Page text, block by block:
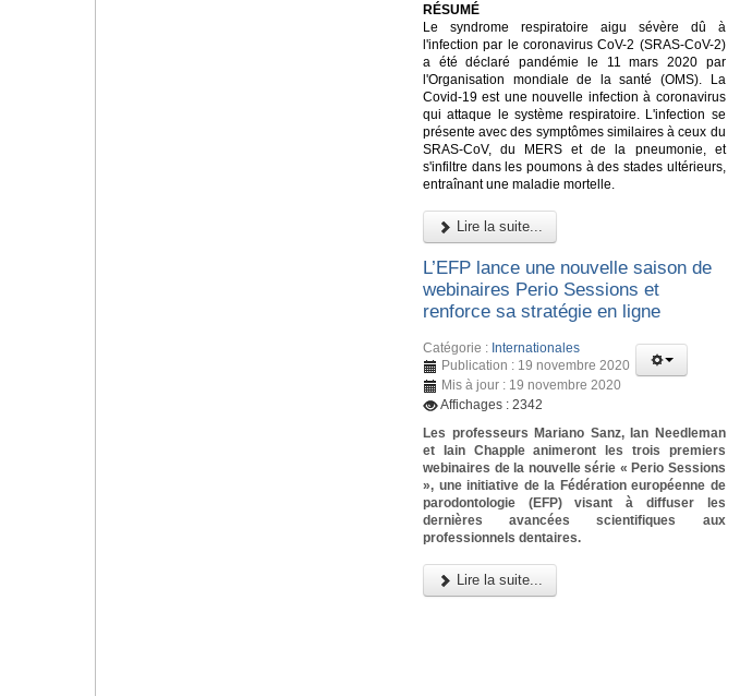
RÉSUMÉ
Le syndrome respiratoire aigu sévère dû à
l'infection par le coronavirus CoV-2 (SRAS-CoV-2)
a été déclaré pandémie le 11 mars 2020 par
l'Organisation mondiale de la santé (OMS). La
Covid-19 est une nouvelle infection à coronavirus
qui attaque le système respiratoire. L'infection se
présente avec des symptômes similaires à ceux du
SRAS-CoV, du MERS et de la pneumonie, et
s'infiltre dans les poumons à des stades ultérieurs,
entraînant une maladie mortelle.
Lire la suite...
L’EFP lance une nouvelle saison de
webinaires Perio Sessions et
renforce sa stratégie en ligne
Catégorie : Internationales
Publication : 19 novembre 2020
Mis à jour : 19 novembre 2020
Affichages : 2342
Les professeurs Mariano Sanz, Ian Needleman
et Iain Chapple animeront les trois premiers
webinaires de la nouvelle série « Perio Sessions
», une initiative de la Fédération européenne de
parodontologie (EFP) visant à diffuser les
dernières avancées scientifiques aux
professionnels dentaires.
Lire la suite...